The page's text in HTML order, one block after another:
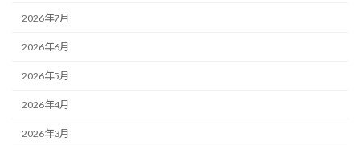
2026年7月
2026年6月
2026年5月
2026年4月
2026年3月